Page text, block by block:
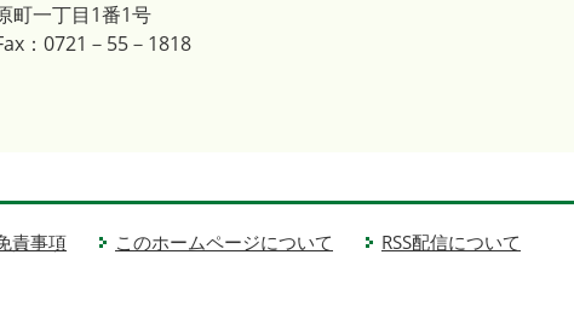
町一丁目1番1号
：0721－55－1818
責事項 このホームページについて RSS配信について